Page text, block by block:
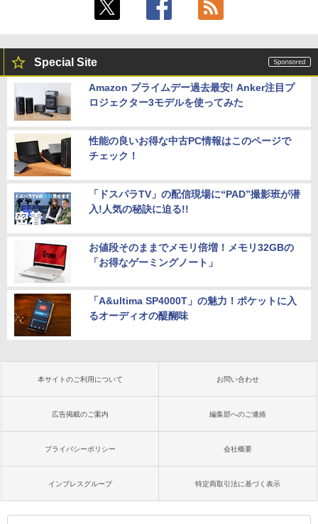
Special Site
Amazon プライムデー過去最安! Anker注目プ
ロジェクター3モデルを使ってみた
性能の良いお得な中古PC情報はこのページで
チェック！
「ドスパラTV」の配信現場に“PAD”撮影班が潜
入!人気の秘訣に迫る!!
お値段そのままでメモリ倍増！メモリ32GBの
「お得なゲーミングノート」
「A&ultima SP4000T」の魅力！ポケットに入
るオーディオの醍醐味
本サイトのご利用について お問い合わせ
広告掲載のご案内 編集部へのご連絡
プライバシーポリシー 会社概要
インプレスグループ 特定商取引法に基づく表示